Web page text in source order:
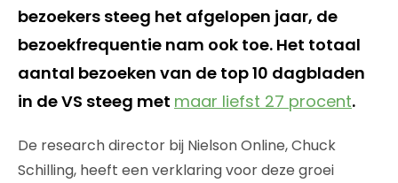
bezoekers steeg het afgelopen jaar, de
bezoekfrequentie nam ook toe. Het totaal
aantal bezoeken van de top 10 dagbladen
in de VS steeg met maar liefst 27 procent.
De research director bij Nielson Online, Chuck
Schilling, heeft een verklaring voor deze groei